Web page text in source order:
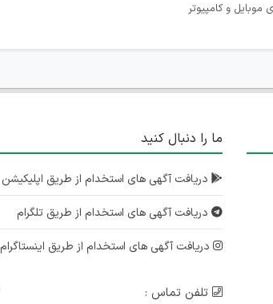
و کامپیوتر
ما را دنبال کنید
دریافت آگهی های استخدام از طریق اپلیکیشن
دریافت آگهی های استخدام از طریق تلگرام
دریافت آگهی های استخدام از طریق اینستاگرام
تلفن تماس :